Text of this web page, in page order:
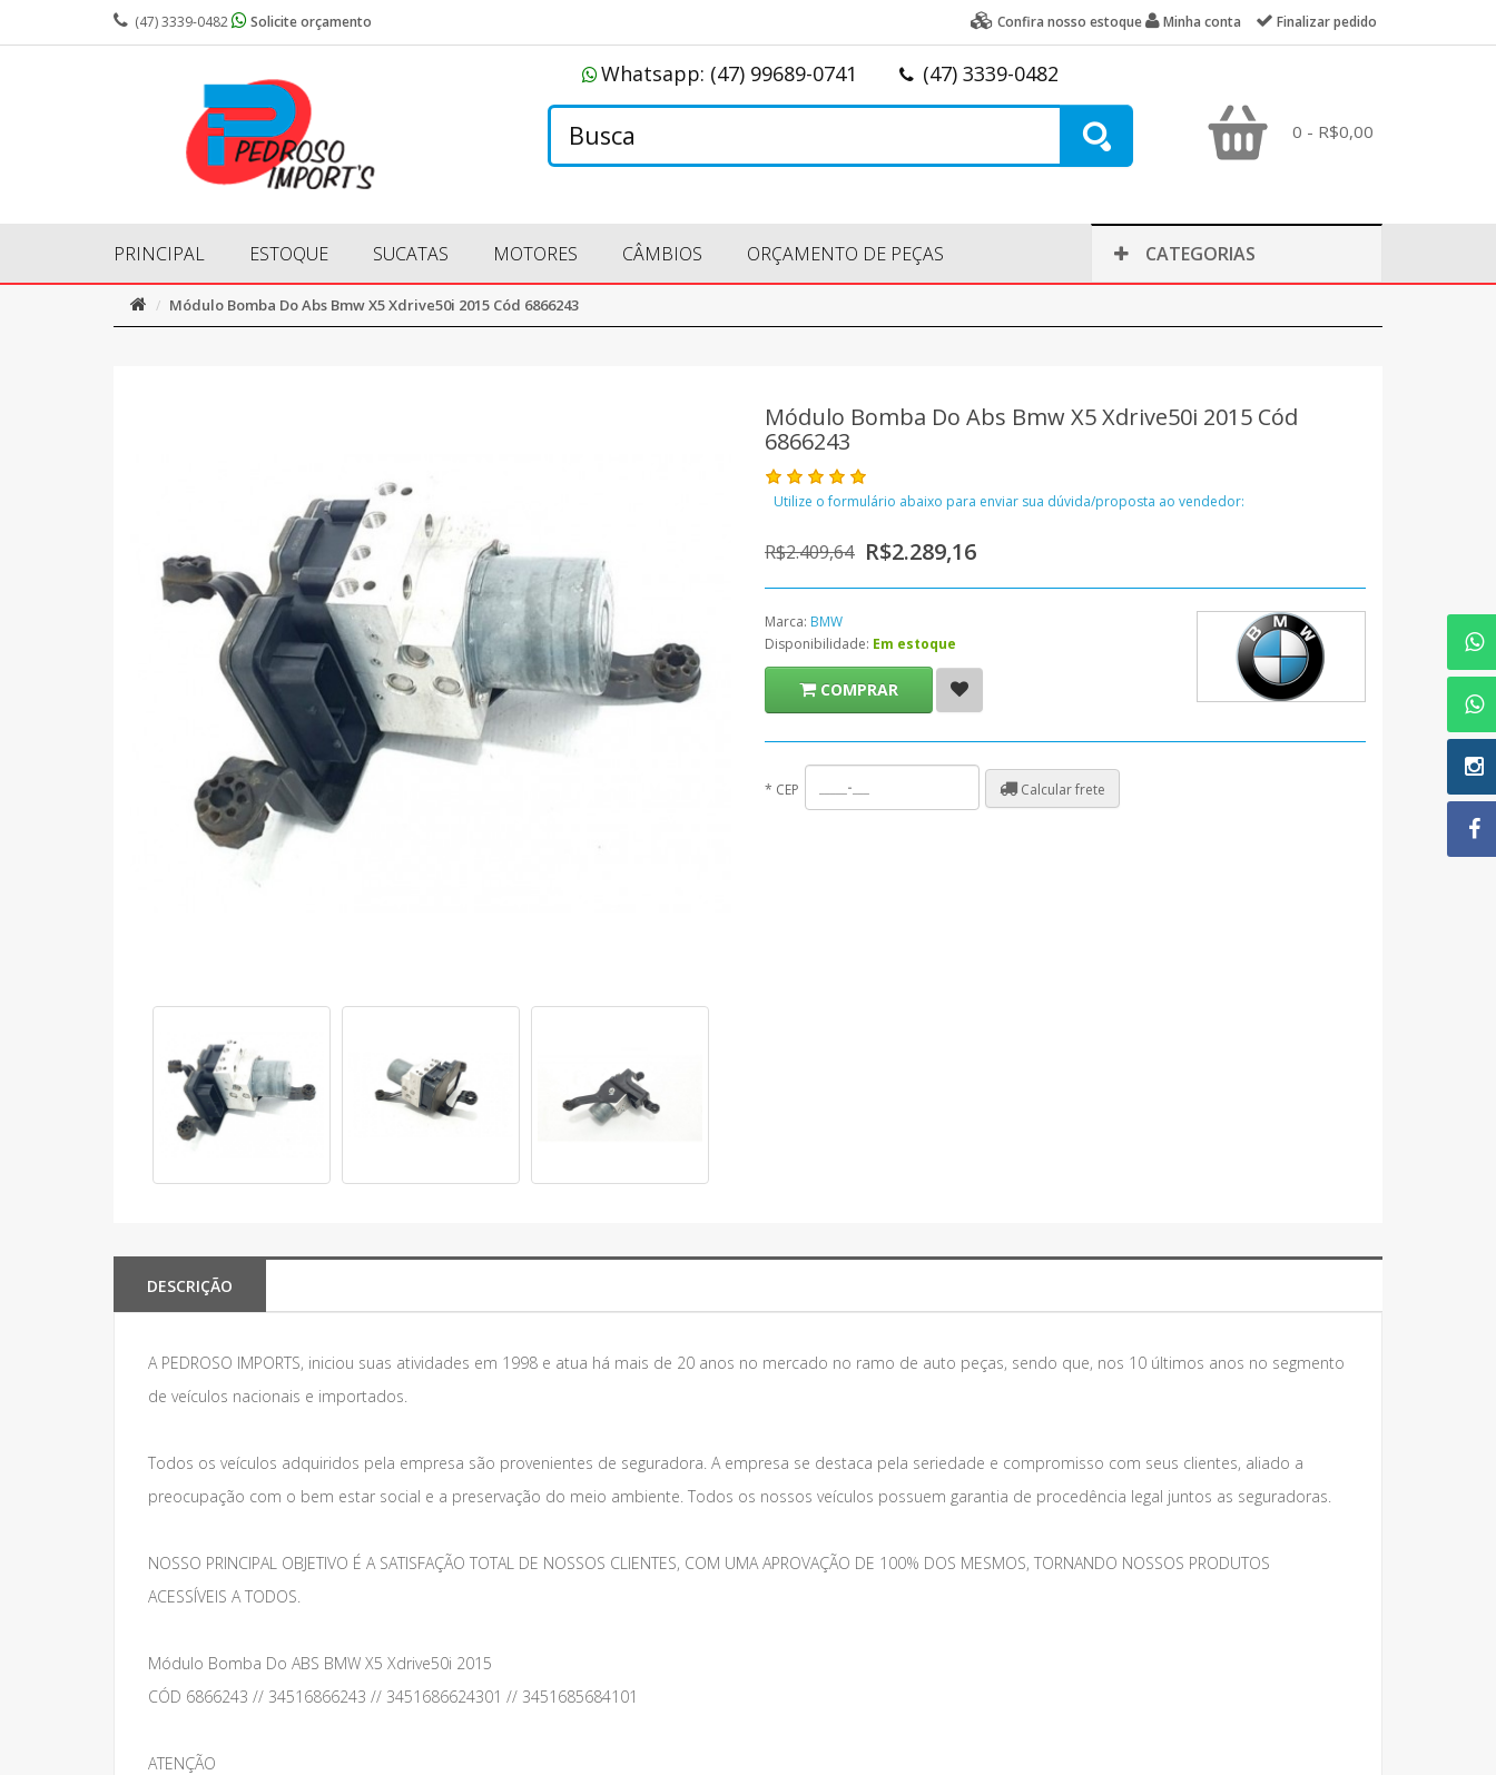
(47) 3339-0482 Solicite orçamento Confira nosso estoque Minha conta Finalizar pedido
Whatsapp: (47) 99689-0741 (47) 3339-0482
0 - R$0,00
PRINCIPAL ESTOQUE SUCATAS MOTORES CÂMBIOS ORÇAMENTO DE PEÇAS CATEGORIAS
Módulo Bomba Do Abs Bmw X5 Xdrive50i 2015 Cód 6866243
Módulo Bomba Do Abs Bmw X5 Xdrive50i 2015 Cód
6866243
Utilize o formulário abaixo para enviar sua dúvida/proposta ao vendedor:
R$2.409,64 R$2.289,16
Marca: BMW
Disponibilidade: Em estoque
COMPRAR
* CEP Calcular frete
DESCRIÇÃO
A PEDROSO IMPORTS, iniciou suas atividades em 1998 e atua há mais de 20 anos no mercado no ramo de auto peças, sendo que, nos 10 últimos anos no segmento
de veículos nacionais e importados.
Todos os veículos adquiridos pela empresa são provenientes de seguradora. A empresa se destaca pela seriedade e compromisso com seus clientes, aliado a
preocupação com o bem estar social e a preservação do meio ambiente. Todos os nossos veículos possuem garantia de procedência legal juntos as seguradoras.
NOSSO PRINCIPAL OBJETIVO É A SATISFAÇÃO TOTAL DE NOSSOS CLIENTES, COM UMA APROVAÇÃO DE 100% DOS MESMOS, TORNANDO NOSSOS PRODUTOS
ACESSÍVEIS A TODOS.
Módulo Bomba Do ABS BMW X5 Xdrive50i 2015
CÓD 6866243 // 34516866243 // 3451686624301 // 3451685684101
ATENÇÃO